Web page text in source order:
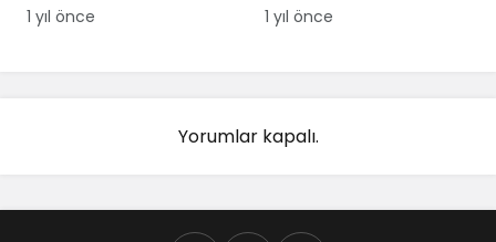
1 yıl önce
Destek Programı
1 yıl önce
Yorumlar kapalı.